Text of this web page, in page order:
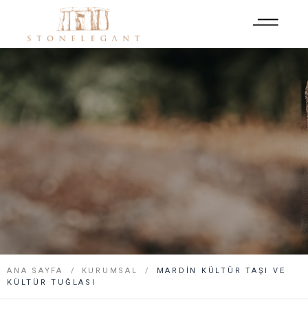
ANA SAYFA KURUMSAL
MARDIN KÜLTÜR TAŞI VE
KÜLTÜR TUĞLASI